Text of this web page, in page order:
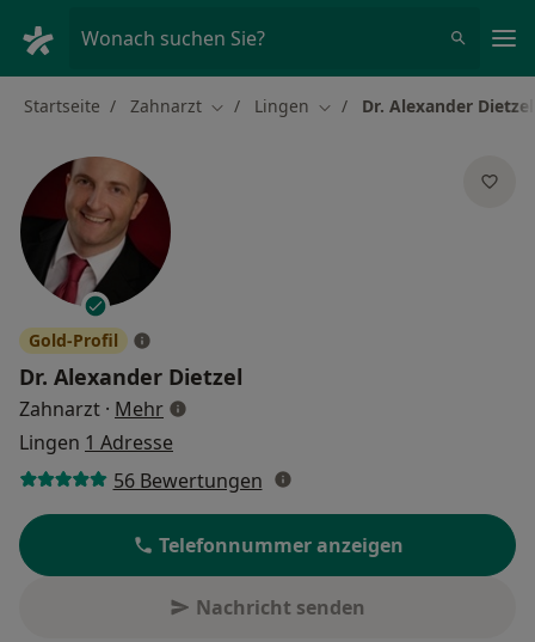
Wonach suchen Sie?
Startseite Zahnarzt Stadt ändern
Lingen Stadt ändern
Dr. Alexander Dietzel
Gold-Profil
Dr. Alexander Dietzel
Zahnarzt · Mehrüber Spezialisierungen
Lingen 1 Adresse
56 Bewertungen
Telefonnummer anzeigen
Nachricht senden